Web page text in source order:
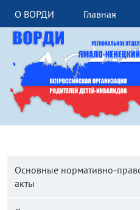
О ВОРДИ Главная
Основные нормативно-
акты